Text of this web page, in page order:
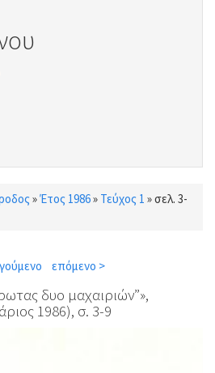
»Έτος 1986» Τεύχος 1 »σελ. 3-
επόμενο >
δυο μαχαιριών”»,
1986), σ. 3-9